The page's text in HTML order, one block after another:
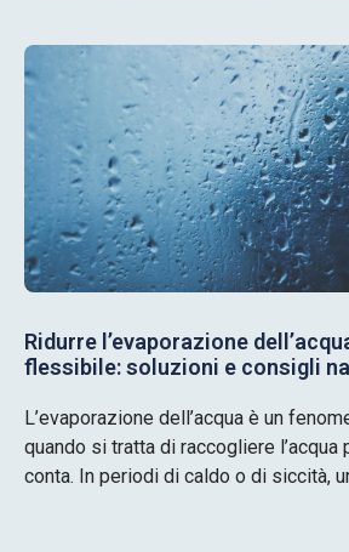
Ridurre l’evaporazione
flessibile: soluzioni e consigli
L’evaporazione dell’acqua è un
quando si tratta di raccogliere l’acqua
conta. In periodi di caldo o di siccità,